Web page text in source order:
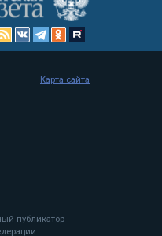
публикатор
Карта сайта